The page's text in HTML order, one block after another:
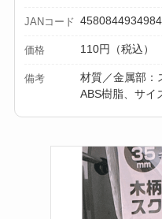
JANコード 4580844934984
価格 110円（税込）
備考
材質／金属部：
ABS樹脂、サイ